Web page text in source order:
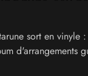
sort en vinyle
d'arrangements